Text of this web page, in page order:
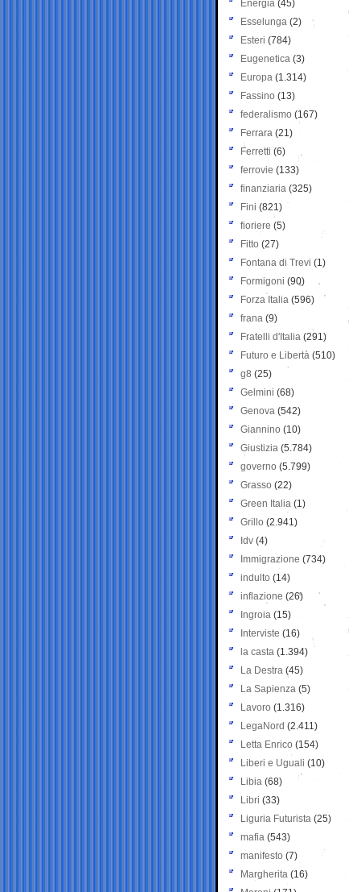
Energia (45)
Esselunga (2)
Esteri (784)
Eugenetica (3)
Europa (1.314)
Fassino (13)
federalismo (167)
Ferrara (21)
Ferretti (6)
ferrovie (133)
finanziaria (325)
Fini (821)
fioriere (5)
Fitto (27)
Fontana di Trevi (1)
Formigoni (90)
Forza Italia (596)
frana (9)
Fratelli d'Italia (291)
Futuro e Libertà (510)
g8 (25)
Gelmini (68)
Genova (542)
Giannino (10)
Giustizia (5.784)
governo (5.799)
Grasso (22)
Green Italia (1)
Grillo (2.941)
Idv (4)
Immigrazione (734)
indulto (14)
inflazione (26)
Ingroia (15)
Interviste (16)
la casta (1.394)
La Destra (45)
La Sapienza (5)
Lavoro (1.316)
LegaNord (2.411)
Letta Enrico (154)
Liberi e Uguali (10)
Libia (68)
Libri (33)
Liguria Futurista (25)
mafia (543)
manifesto (7)
Margherita (16)